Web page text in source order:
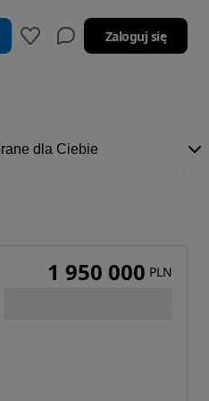
Zaloguj się
1 950 000 PLN